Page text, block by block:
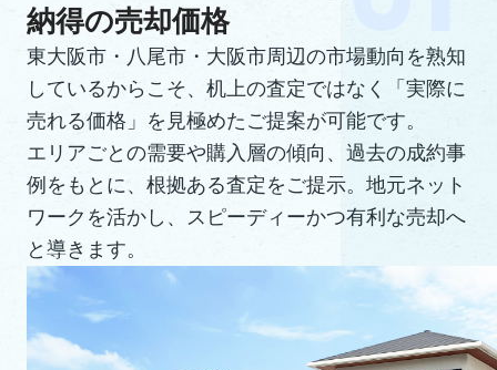
納得の売却価格
東大阪市・八尾市・大阪市周辺の市場動向を熟知
しているからこそ、机上の査定ではなく「実際に
売れる価格」を見極めたご提案が可能です。
エリアごとの需要や購入層の傾向、過去の成約事
例をもとに、根拠ある査定をご提示。地元ネット
ワークを活かし、スピーディーかつ有利な売却へ
と導きます。